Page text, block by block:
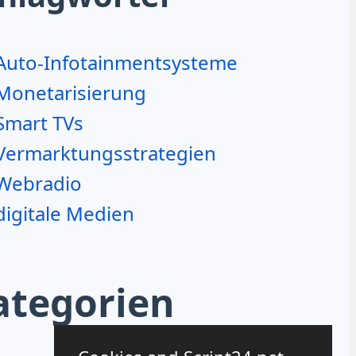
Infotainmentsysteme
TVs
Medien